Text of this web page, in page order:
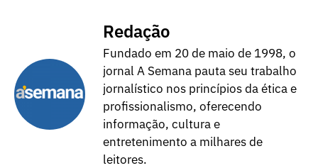
Redação
Fundado em 20 de maio de 1998, o
jornal A Semana pauta seu trabalho
jornalístico nos princípios da ética e
profissionalismo, oferecendo
informação, cultura e
entretenimento a milhares de
leitores.